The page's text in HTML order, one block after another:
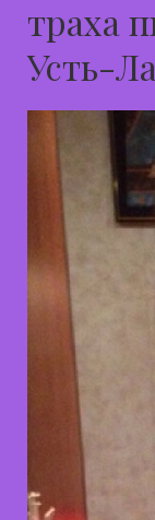
траха
Усть-